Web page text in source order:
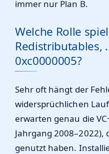
immer nur Plan B.
Welche Rolle
Redistributables,
0xc0000005?
Sehr oft hängt der
widersprüchlichen
erwarten genau die
Jahrgang 2008–2022),
genutzt haben.